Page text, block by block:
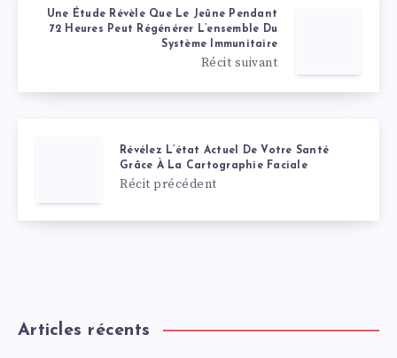
Une Étude Révèle Que Le Jeûne Pendant
72 Heures Peut Régénérer L’ensemble Du
Système Immunitaire
Récit suivant
Révélez L’état Actuel De Votre Santé
Grâce À La Cartographie Faciale
Récit précédent
Articles récents